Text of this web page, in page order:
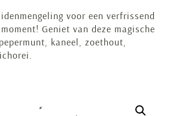
voor een verfrissend
Geniet van deze magische
kaneel, zoethout,